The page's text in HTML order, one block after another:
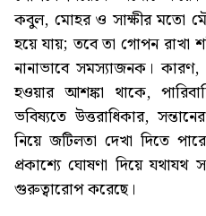
কবুল, মোহর ও সাক্ষীর মতো
হয়ে যায়; তবে তা গোপন রাখা
নানাভাবে সমস্যাজনক। কারণ,
হওয়ার আশঙ্কা থাকে,
ভবিষ্যতে উত্তরাধিকার,
নিয়ে জটিলতা দেখা দিতে
প্রকাশ্যে ঘোষণা দিয়ে যথাযথ
গুরুত্বারোপ করেছে।